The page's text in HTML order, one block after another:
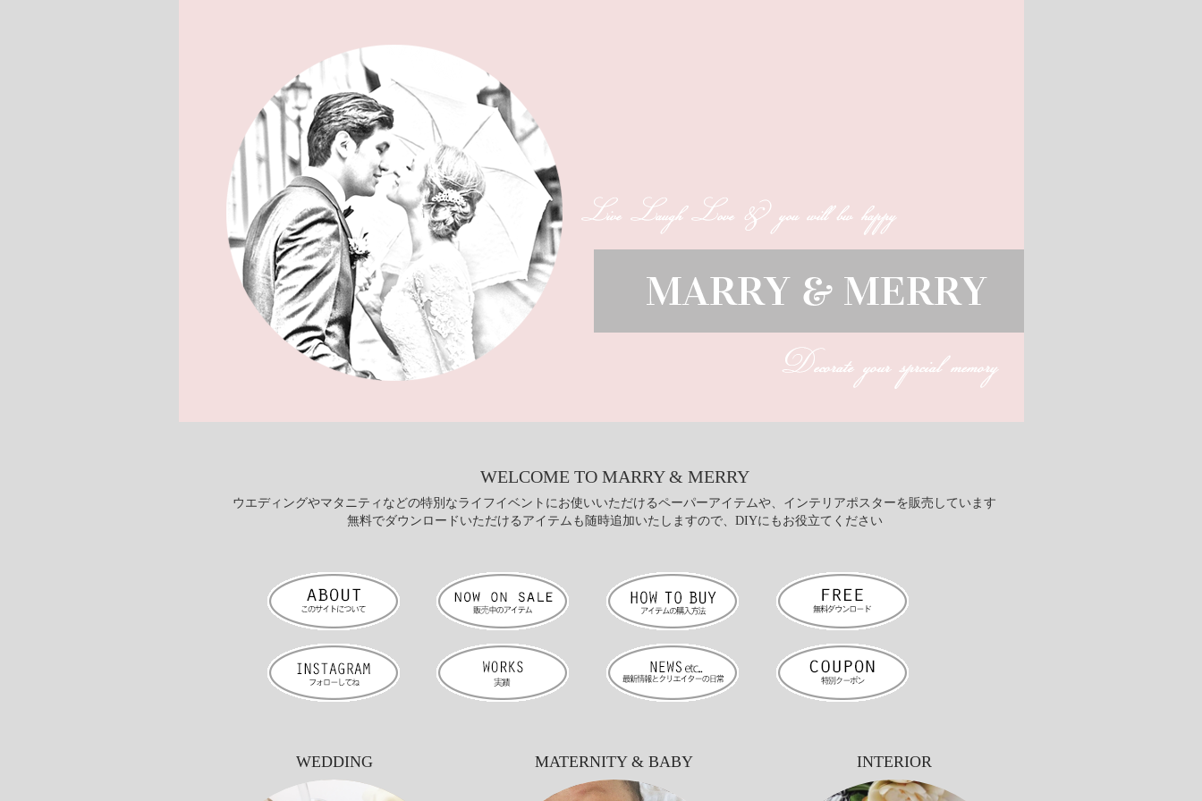
WELCOME TO MARRY & MERRY
ウエディングやマタニティなどの特別なライフイベントにお使いいただけるペーパーアイテムや、インテリアポスターを販売しています
無料でダウンロードいただけるアイテムも随時追加いたしますので、DIYにもお役立てください
WEDDING MATERNITY & BABY INTERIOR